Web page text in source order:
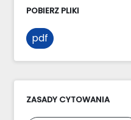
POBIERZ PLIKI
pdf
ZASADY CYTOWANIA